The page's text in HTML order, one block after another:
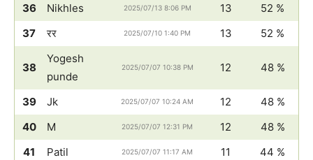
36 Nikhles 2025/07/13 8:06 PM 13
52 %
37
रर 2025/07/10 1:40 PM 13 52 %
38
Yogesh
punde
2025/07/07 10:38 PM 12 48 %
39 Jk 2025/07/07 10:24 AM 12
48 %
40
M 2025/07/07 12:31 PM 12
48 %
41
Patil 2025/07/07 11:17 AM 11
44 %